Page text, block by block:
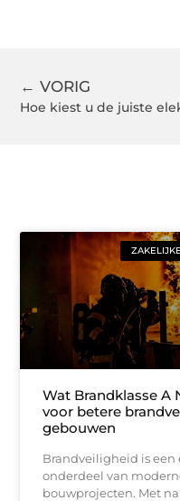
← VORIG
Hoe kiest u de juiste
Wat Brandklasse A
voor betere
gebouwen
Brandveiligheid is een
onderdeel van
bouwprojecten. Met